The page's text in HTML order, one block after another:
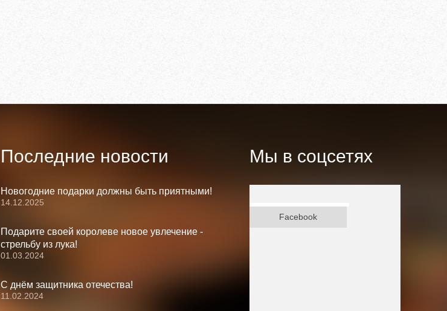
Последние новости
Новогодние подарки должны быть приятными!
14.12.2025
Подарите своей королеве новое увлечение -
стрельбу из лука!
01.03.2024
С днём защитника отечества!
11.02.2024
Мы в соцсетях
Facebook